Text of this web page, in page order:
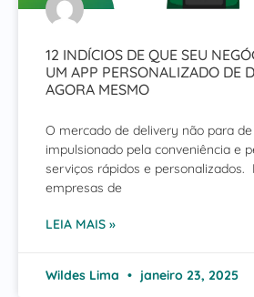
12 INDÍCIOS DE QUE SEU
UM APP PERSONALIZADO DE
AGORA MESMO
O mercado de delivery não para de
impulsionado pela conveniência e
serviços rápidos e personalizados.
empresas de
LEIA MAIS »
Wildes Lima janeiro 23, 2025